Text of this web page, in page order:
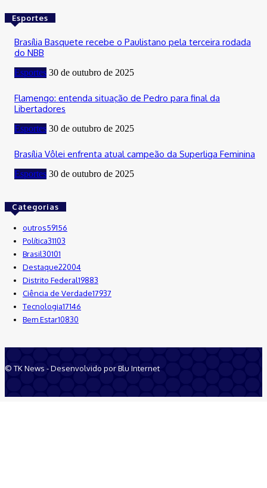
Esportes
Brasília Basquete recebe o Paulistano pela terceira rodada
do NBB
Esportes 30 de outubro de 2025
Flamengo: entenda situação de Pedro para final da
Libertadores
Esportes 30 de outubro de 2025
Brasília Vôlei enfrenta atual campeão da Superliga Feminina
Esportes 30 de outubro de 2025
Categorias
outros59156
Política31103
Brasil30101
Destaque22004
Distrito Federal19883
Ciência de Verdade17937
Tecnologia17146
Bem Estar10830
© TK News - Desenvolvido por Blu Internet